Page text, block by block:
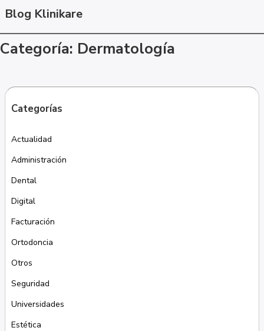
Blog Klinikare
Categoría: Dermatología
Categorías
Actualidad
Administración
Dental
Digital
Facturación
Ortodoncia
Otros
Seguridad
Universidades
Estética